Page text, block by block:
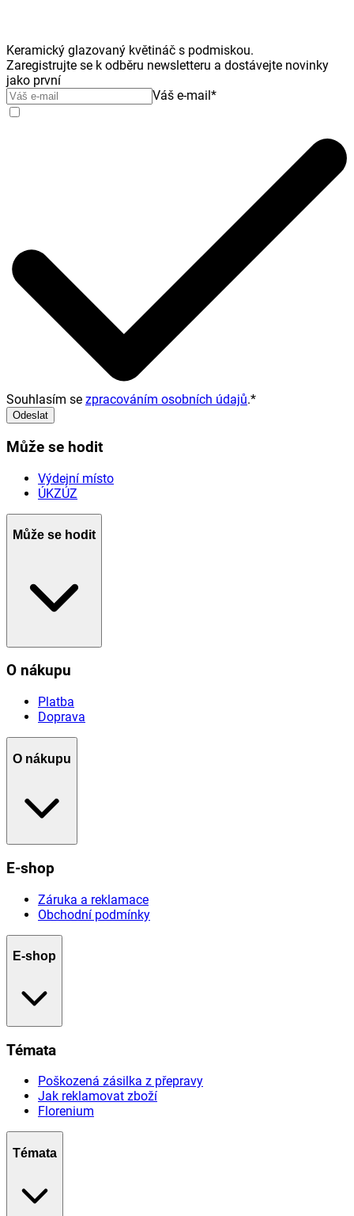
Keramický glazovaný květináč s podmiskou.
Zaregistrujte se k odběru newsletteru a dostávejte novinky
jako první
Váš e-mail*
Souhlasím se zpracováním osobních údajů.*
Odeslat
Může se hodit
Výdejní místo
ÚKZÚZ
Může se hodit
O nákupu
Platba
Doprava
O nákupu
E-shop
Záruka a reklamace
Obchodní podmínky
E-shop
Témata
Poškozená zásilka z přepravy
Jak reklamovat zboží
Florenium
Témata